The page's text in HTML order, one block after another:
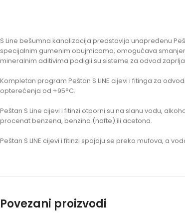
S Line bešumna kanalizacija predstavlja unapređenu
specijalnim gumenim obujmicama, omogućava
mineralnim aditivima podigli su sisteme za odvod
Kompletan program Peštan S LINE cijevi i fitinga za
opterećenja od +95°C.
Peštan S Line cijevi i fitinzi otporni su na slanu vodu,
procenat benzena, benzina (nafte) ili acetona.
Peštan S LINE cijevi i fitinzi spajaju se preko mufova, a
Povezani proizvodi